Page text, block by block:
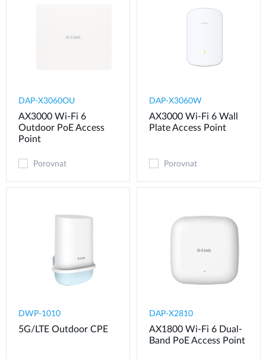
DAP-X3060OU
AX3000 Wi-Fi 6
Outdoor PoE Access
Point
Porovnat
DAP-X3060W
AX3000 Wi-Fi 6 Wall
Plate Access Point
Porovnat
DWP-1010
5G/LTE Outdoor CPE
DAP-X2810
AX1800 Wi-Fi 6 Dual-
Band PoE Access Point